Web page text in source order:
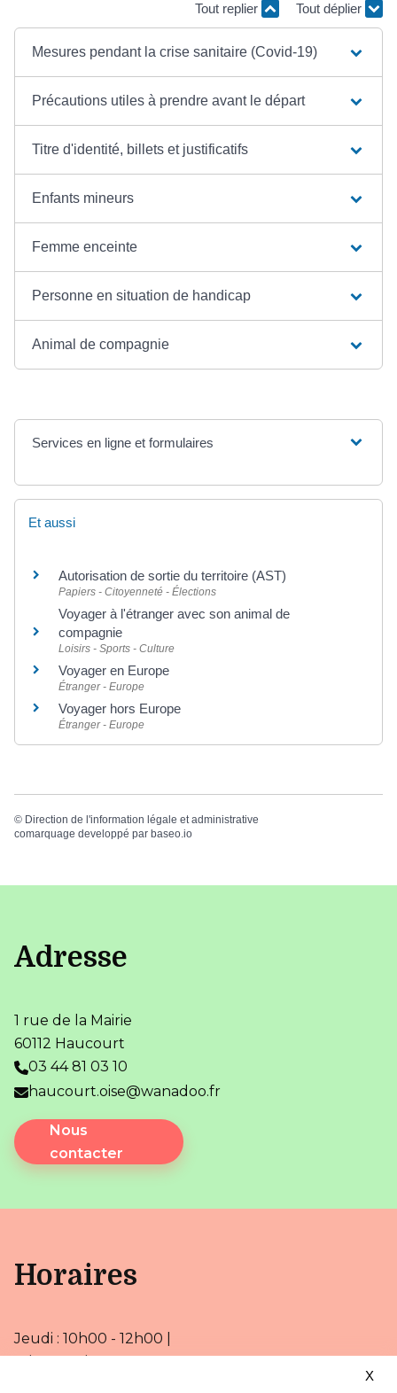
Tout replier Tout déplier
Mesures pendant la crise sanitaire (Covid-19)
Précautions utiles à prendre avant le départ
Titre d'identité, billets et justificatifs
Enfants mineurs
Femme enceinte
Personne en situation de handicap
Animal de compagnie
Services en ligne et formulaires
Et aussi
Autorisation de sortie du territoire (AST)
Papiers - Citoyenneté - Élections
Voyager à l'étranger avec son animal de
compagnie
Loisirs - Sports - Culture
Voyager en Europe
Étranger - Europe
Voyager hors Europe
Étranger - Europe
© Direction de l'information légale et administrative
comarquage developpé par baseo.io
Adresse
1 rue de la Mairie
60112 Haucourt
03 44 81 03 10
haucourt.oise@wanadoo.fr
Nous
contacter
Horaires
Jeudi : 10h00 - 12h00 |
13h00 - 19h00
X